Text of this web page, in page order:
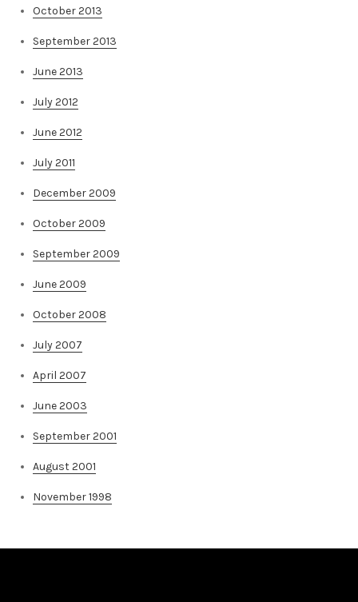
October 2013
September 2013
June 2013
July 2012
June 2012
July 2011
December 2009
October 2009
September 2009
June 2009
October 2008
July 2007
April 2007
June 2003
September 2001
August 2001
November 1998